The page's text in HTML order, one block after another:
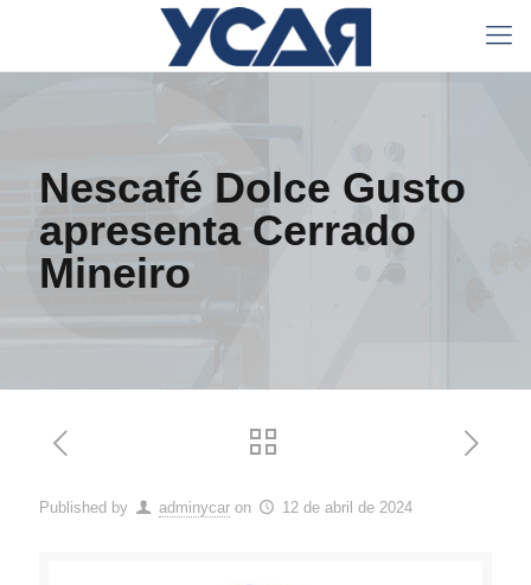
Nescafé Dolce Gusto
apresenta Cerrado
Mineiro
Published by adminycar on 12 de abril de 2024